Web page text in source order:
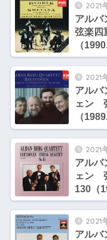
2021
アル
弦楽四
（
2021
アル
ェン
（
2021
アル
ェン
130（
2021
アル